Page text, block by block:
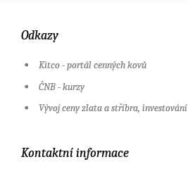
Odkazy
Kitco - portál cenných kovů
ČNB - kurzy
Vývoj ceny zlata a stříbra, investování
Kontaktní informace